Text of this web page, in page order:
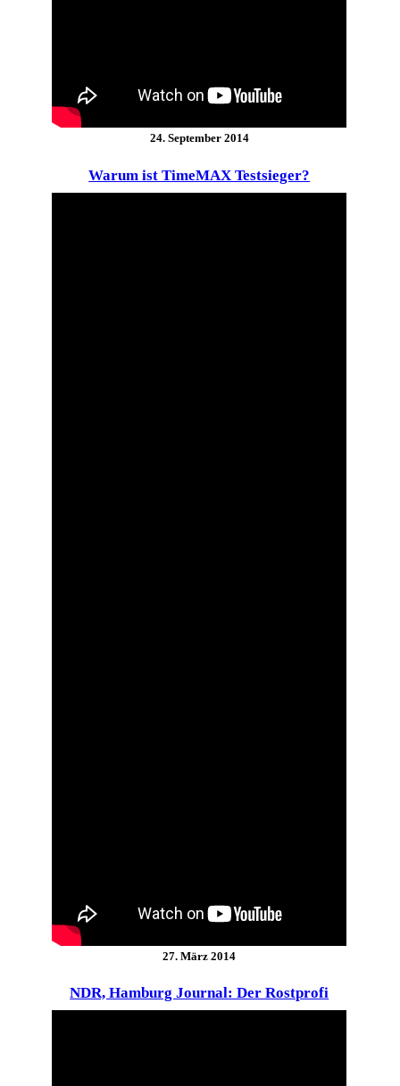
24. September 2014
Warum ist TimeMAX Testsieger?
27. März 2014
NDR, Hamburg Journal: Der Rostprofi